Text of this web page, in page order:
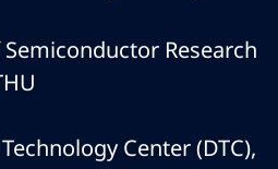
Research
Center (DTC),